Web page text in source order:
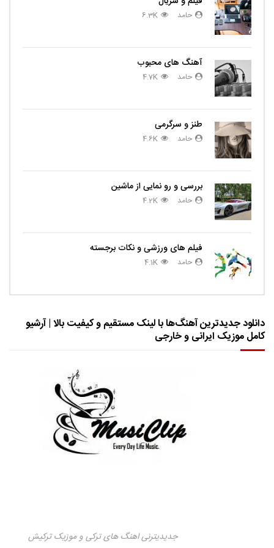
حامد 6.3K
آهنگ های محبوب
حامد 4.7K
طنز و سرگرمی
حامد 4.6K
بررسی و رو نمایی از ماشین
حامد 4.2K
فیلم های ورزشی و نکات برجسته
حامد 4.1K
دانلود جدیدترین آهنگ‌ها با لینک مستقیم و کیفیت بالا | آرشیو
کامل موزیک ایرانی و خارجی
جدیدیترنی اهنگ های ترکی و موزیک ترکیش